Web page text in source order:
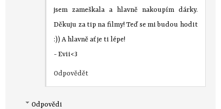
jsem zameškala a hlavně nakoupím dárky.
Děkuju za tip na filmy! Teď se mi budou hodit
:)) A hlavně ať je ti lépe!
- Evii<3
Odpovědět
Odpovědi